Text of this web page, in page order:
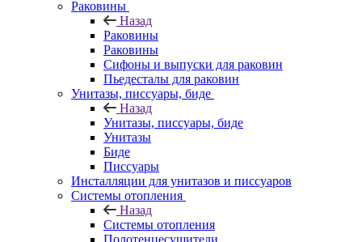
Раковины
Назад
Раковины
Раковины
Сифоны и выпуски для раковин
Пьедесталы для раковин
Унитазы, писсуары, биде
Назад
Унитазы, писсуары, биде
Унитазы
Биде
Писсуары
Инсталляции для унитазов и писсуаров
Системы отопления
Назад
Системы отопления
Полотенцесушители